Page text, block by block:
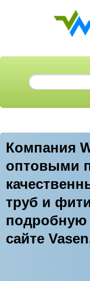
Компания
оптовыми
труб и
сайте